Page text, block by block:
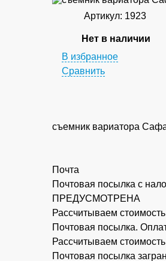
Артикул: 1923
Нет в наличии
В избранное
Сравнить
съемник вариатора
Почта
Почтовая посылка с
ПРЕДУСМОТРЕНА
Рассчитываем
Почтовая посылка.
Рассчитываем
Почтовая посылка